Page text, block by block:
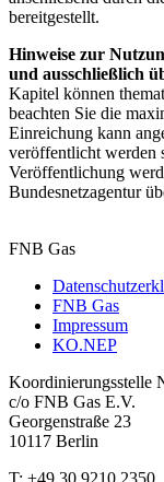
bereitgestellt.
Hinweise zur
und ausschließlich
Kapitel können
beachten Sie die
Einreichung kann
veröffentlicht werden
Veröffentlichung
Bundesnetzagentur
FNB Gas
Fußzeile
FNB Gas
Impressum
KO.NEP
Koordinierungsstelle
c/o FNB Gas E.V.
Georgenstraße 23
10117 Berlin
T: +49 30 9210 2350